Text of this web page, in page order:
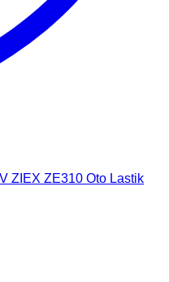
ZIEX ZE310 Oto Lastik